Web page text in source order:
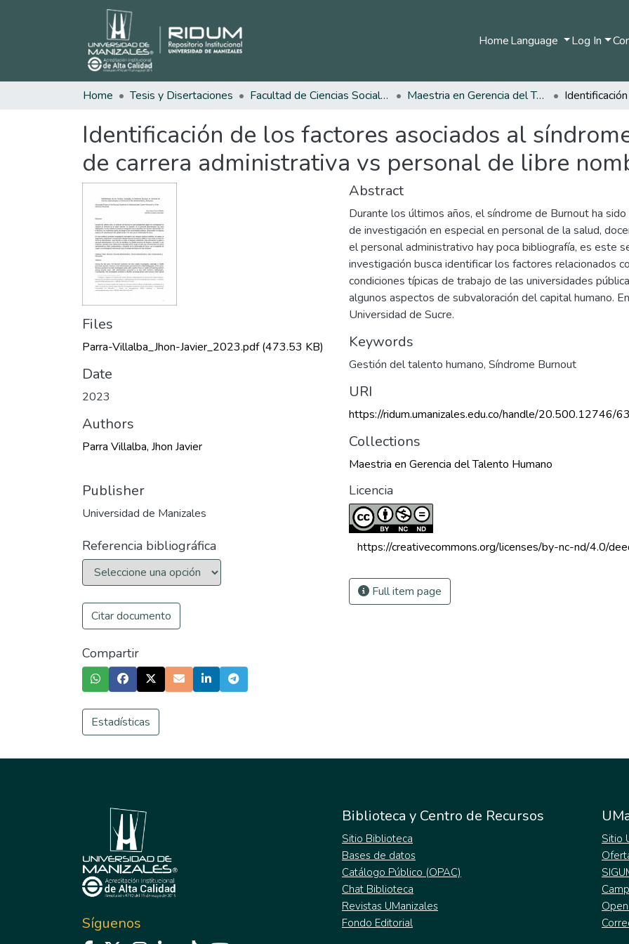
HomeLanguage Log In
Home Tesis y Disertaciones Facultad de Ciencias Sociales y Humanas Maestria en Gerencia del Talento Humano
Identificación de los factores asociados al
de carrera administrativa vs personal de libre
Files
Parra-Villalba_Jhon-Javier_2023.pdf(473.53 KB)
Date
2023
Authors
Parra Villalba, Jhon Javier
Publisher
Universidad de Manizales
Referencia bibliográfica
Citar documento
Compartir
Estadísticas
Abstract
Durante los últimos años, el síndrome de Burnout ha
de investigación en especial en personal de la salud,
el personal administrativo hay poca bibliografía, es este
investigación busca identificar los factores relacionados
condiciones típicas de trabajo de las universidades
algunos aspectos de subvaloración del capital humano.
Universidad de Sucre.
Keywords
Gestión del talento humano, Síndrome Burnout
URI
https://ridum.umanizales.edu.co/handle/20.500.12746/
Collections
Maestria en Gerencia del Talento Humano
Licencia
https://creativecommons.org/licenses/by-nc-nd/4.0/
Full item page
Síguenos
Biblioteca y Centro de Recursos
Sitio Biblioteca
Bases de datos
Catálogo Público (OPAC)
Chat Biblioteca
Revistas UManizales
Fondo Editorial
Sitio